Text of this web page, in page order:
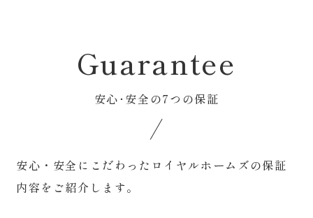
お問い合わせ･資料請求
Guarantee
安心･安全の7つの保証
安心・安全にこだわったロイヤルホームズの保証
内容をご紹介します。